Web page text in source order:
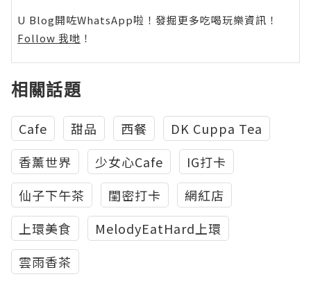
U Blog開咗WhatsApp啦！發掘更多吃喝玩樂資訊！
Follow 我哋 ！
相關話題
Cafe 甜品 西餐
DK Cuppa Tea
香薰世界
少女心Cafe
IG打卡
仙子下午茶
閨密打卡
網紅店
上環美食
MelodyEatHard上環
雲雨香茶